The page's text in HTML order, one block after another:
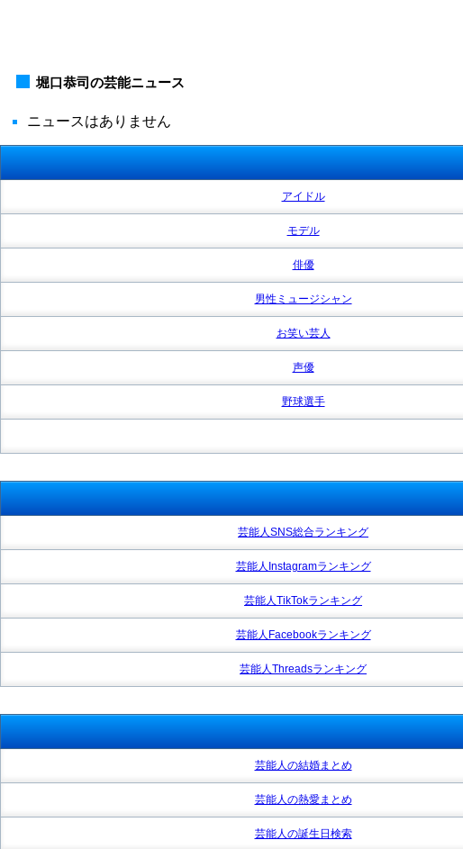
堀口恭司の芸能ニュース
ニュースはありません
アイドル
モデル
俳優
男性ミュージシャン
お笑い芸人
声優
野球選手
芸能人SNS総合ランキング
芸能人Instagramランキング
芸能人TikTokランキング
芸能人Facebookランキング
芸能人Threadsランキング
芸能人の結婚まとめ
芸能人の熱愛まとめ
芸能人の誕生日検索